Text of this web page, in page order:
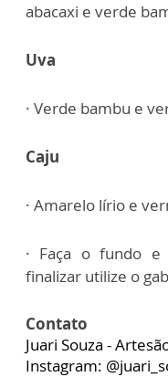
abacaxi e verde
Uva
· Verde bambu e
Caju
· Amarelo lírio e
· Faça o fundo e
finalizar utilize o
Contato
Juari Souza -
Instagram: